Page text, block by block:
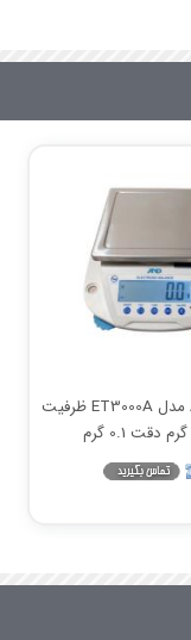
ترازوی AND مدل ET3000A ظرفیت